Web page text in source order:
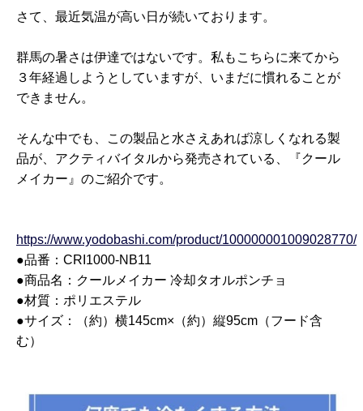
さて、最近気温が高い日が続いております。
群馬の暑さは伊達ではないです。私もこちらに来てから
３年経過しようとしていますが、いまだに慣れることが
できません。
そんな中でも、この製品と水さえあれば涼しくなれる製
品が、アクティバイタルから発売されている、『クール
メイカー』のご紹介です。
https://www.yodobashi.com/product/100000001009028770/
●品番：CRI1000-NB11
●商品名：クールメイカー 冷却タオルポンチョ
●材質：ポリエステル
●サイズ：（約）横145cm×（約）縦95cm（フード含
む）